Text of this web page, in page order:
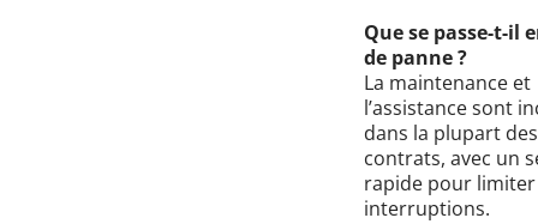
Que se passe-t-il
de panne ?
La maintenance et
l’assistance sont
dans la plupart des
contrats, avec un
rapide pour limiter
interruptions.